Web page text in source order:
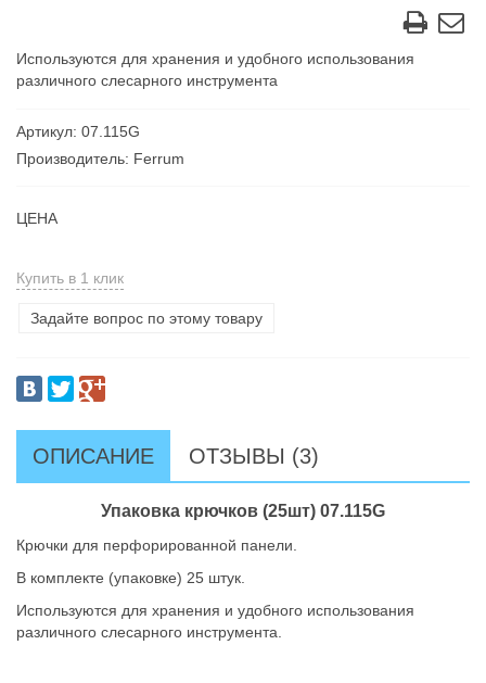
Используются для хранения и удобного использования
различного слесарного инструмента
Артикул: 07.115G
Производитель: Ferrum
ЦЕНА
Купить в 1 клик
Задайте вопрос по этому товару
ОПИСАНИЕ ОТЗЫВЫ (3)
Упаковка крючков (25шт) 07.115G
Крючки для перфорированной панели.
В комплекте (упаковке) 25 штук.
Используются для хранения и удобного использования
различного слесарного инструмента.